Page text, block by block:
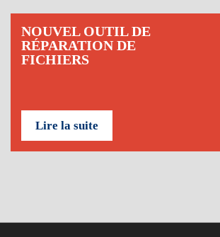
NOUVEL OUTIL DE
RÉPARATION DE
FICHIERS
Lire la suite